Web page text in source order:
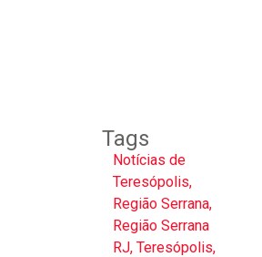
Tags
Notícias de
Teresópolis,
Região Serrana,
Região Serrana
RJ, Teresópolis,